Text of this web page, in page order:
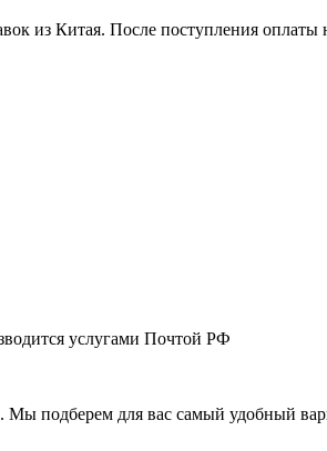
из Китая. После поступления
услугами Почтой РФ
Мы подберем для вас самый удобный